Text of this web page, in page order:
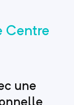
Centre
une